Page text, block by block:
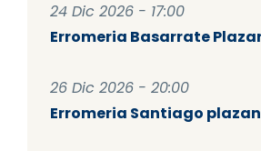
24 Dic 2026 - 17:00
Erromeria Basarrate
26 Dic 2026 - 20:00
Erromeria Santiago plazan